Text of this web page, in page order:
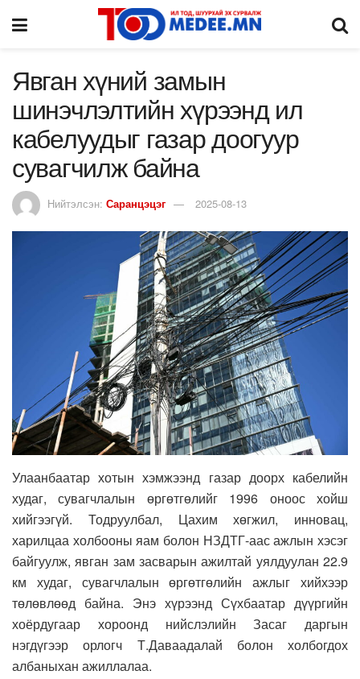
Явган хүний замын
шинэчлэлтийн хүрээнд ил
кабелуудыг газар доогуур
сувагчилж байна
Нийтэлсэн: Саранцэцэг 2025-08-13
Улаанбаатар хотын хэмжээнд газар доорх кабелийн
худаг, сувагчлалын өргөтгөлийг 1996 оноос хойш
хийгээгүй. Тодруулбал, Цахим хөгжил, инновац,
харилцаа холбооны яам болон НЗДТГ-аас ажлын хэсэг
байгуулж, явган зам засварын ажилтай уялдуулан 22.9
км худаг, сувагчлалын өргөтгөлийн ажлыг хийхээр
төлөвлөөд байна. Энэ хүрээнд Сүхбаатар дүүргийн
хоёрдугаар хороонд нийслэлийн Засаг даргын
нэгдүгээр орлогч Т.Даваадалай болон холбогдох
албаныхан ажиллалаа.